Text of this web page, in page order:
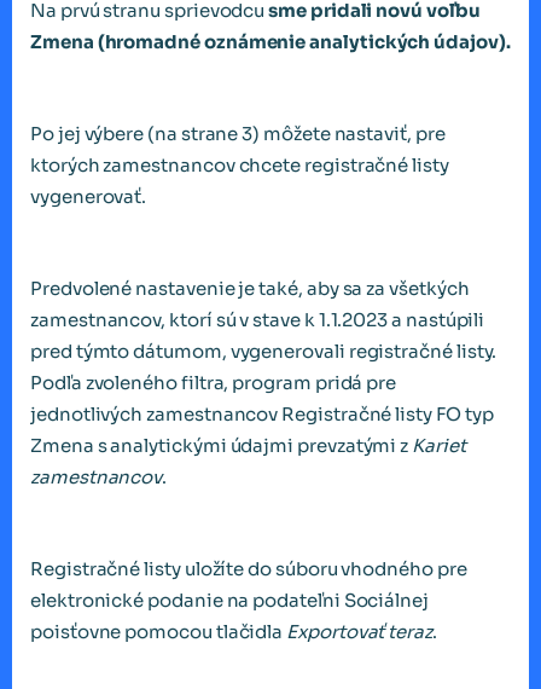
Na prvú stranu sprievodcusme pridali novú voľbu
Zmena (hromadné oznámenie analytických údajov).
Po jej výbere (na strane 3) môžete nastaviť, pre
ktorých zamestnancov chcete registračné listy
vygenerovať.
Predvolené nastavenie je také, aby sa za všetkých
zamestnancov, ktorí sú v stave k 1.1.2023 a nastúpili
pred týmto dátumom, vygenerovali registračné listy.
Podľa zvoleného filtra, program pridá pre
jednotlivých zamestnancov Registračné listy FO typ
Zmena s analytickými údajmi prevzatými z Kariet
zamestnancov.
Registračné listy uložíte do súboru vhodného pre
elektronické podanie na podateľni Sociálnej
poisťovne pomocou tlačidla Exportovať teraz.